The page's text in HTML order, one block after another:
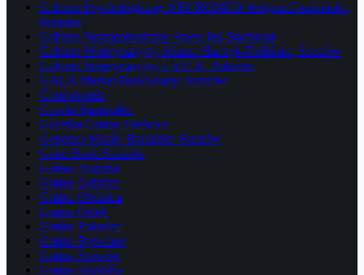
Gabinet Psychologiczny NEUROMED Justyna Grudzińska,
Połaniec
Gabinet Stomatologiczny Aneta Jeż-Stachniak
Gabinet Weterynaryjny Jolanta Haczyk-Zielińska, Staszów
Gabinet Weterynaryjny ŁATEK, Połaniec
GALA Market Budowlany, Staszów
Gastronomia
Gazeta Stambułka
Gazetka Gminy Oleśnica
Generics Maciej Baradziej Staszów
Getin Bank Staszów
Gmina Bogoria
Gmina Łubnice
Gmina Oleśnica
Gmina Osiek
Gmina Połaniec
Gmina Rytwiany
Gmina Staszów
Gmina Szydłów